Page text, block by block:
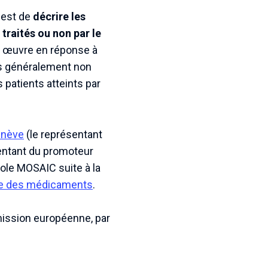
de décrire les
ou non par le
œuvre en réponse à
généralement non
patients atteints par
(le représentant
du promoteur
MOSAIC suite à la
des médicaments.
européenne, par